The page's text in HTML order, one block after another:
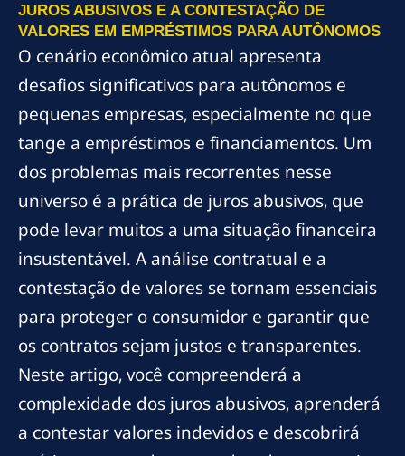
JUROS ABUSIVOS E A CONTESTAÇÃO DE
VALORES EM EMPRÉSTIMOS PARA AUTÔNOMOS
O cenário econômico atual apresenta
desafios significativos para autônomos e
pequenas empresas, especialmente no que
tange a empréstimos e financiamentos. Um
dos problemas mais recorrentes nesse
universo é a prática de juros abusivos, que
pode levar muitos a uma situação financeira
insustentável. A análise contratual e a
contestação de valores se tornam essenciais
para proteger o consumidor e garantir que
os contratos sejam justos e transparentes.
Neste artigo, você compreenderá a
complexidade dos juros abusivos, aprenderá
a contestar valores indevidos e descobrirá